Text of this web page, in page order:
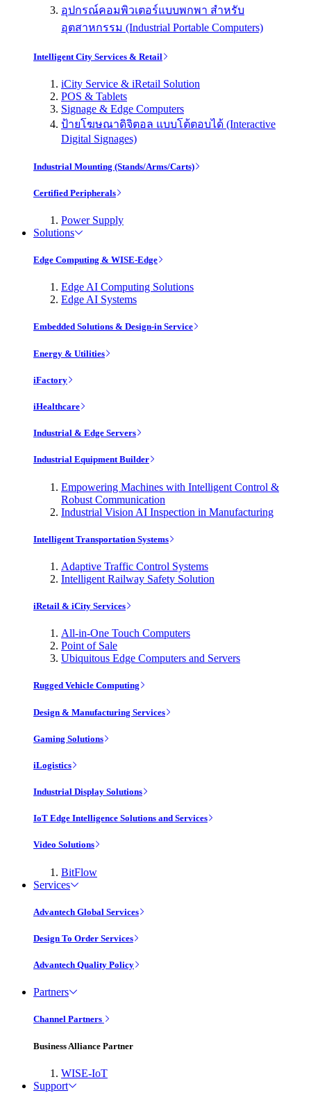
อุปกรณ์คอมพิวเตอร์แบบพกพา สำหรับ
อุตสาหกรรม (Industrial Portable Computers)
Intelligent City Services & Retail
iCity Service & iRetail Solution
POS & Tablets
Signage & Edge Computers
ป้ายโฆษณาดิจิตอล แบบโต้ตอบได้ (Interactive
Digital Signages)
Industrial Mounting (Stands/Arms/Carts)
Certified Peripherals
Power Supply
Solutions
Edge Computing & WISE-Edge
Edge AI Computing Solutions
Edge AI Systems
Embedded Solutions & Design-in Service
Energy & Utilities
iFactory
iHealthcare
Industrial & Edge Servers
Industrial Equipment Builder
Empowering Machines with Intelligent Control &
Robust Communication
Industrial Vision AI Inspection in Manufacturing
Intelligent Transportation Systems
Adaptive Traffic Control Systems
Intelligent Railway Safety Solution
iRetail & iCity Services
All-in-One Touch Computers
Point of Sale
Ubiquitous Edge Computers and Servers
Rugged Vehicle Computing
Design & Manufacturing Services
Gaming Solutions
iLogistics
Industrial Display Solutions
IoT Edge Intelligence Solutions and Services
Video Solutions
BitFlow
Services
Advantech Global Services
Design To Order Services
Advantech Quality Policy
Partners
Channel Partners
Business Alliance Partner
WISE-IoT
Support